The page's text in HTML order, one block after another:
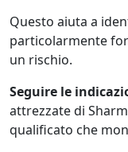
Questo aiuta a
particolarmente
un rischio.
Seguire le
attrezzate di
qualificato che